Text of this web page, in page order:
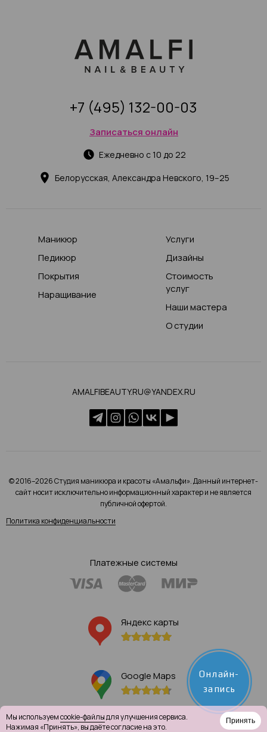
Белорусская, Александра Невского, 19–25
Ежедневно с 10 до 22
Записаться онлайн
+7 (495) 132-00-03
Маникюр
Педикюр
Покрытия
Наращивание
Услуги
Дизайны
Стоимость
услуг
Наши мастера
О студии
AMALFIBEAUTY.RU@YANDEX.RU
© 2016–2026 Студия маникюра и красоты «Амальфи». Данный интернет-
сайт носит исключительно информационный характер и не является
публичной офертой.
Политика конфиденциальности
Платежные системы
Яндекс карты
Google Maps
Онлайн-
запись
Мы используемcookie-файлыдля улучшения сервиса.
Нажимая «Принять», вы даёте согласие на это.
Принять